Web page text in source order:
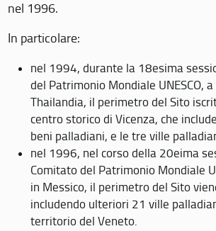
nel 1996.
In particolare:
nel 1994, durante la 18esima
del Patrimonio Mondiale UNESCO,
Thailandia, il perimetro del Sito
centro storico di Vicenza, che
beni palladiani, e le tre ville
nel 1996, nel corso della 20eima
Comitato del Patrimonio Mondiale
in Messico, il perimetro del Sito
includendo ulteriori 21 ville
territorio del Veneto.